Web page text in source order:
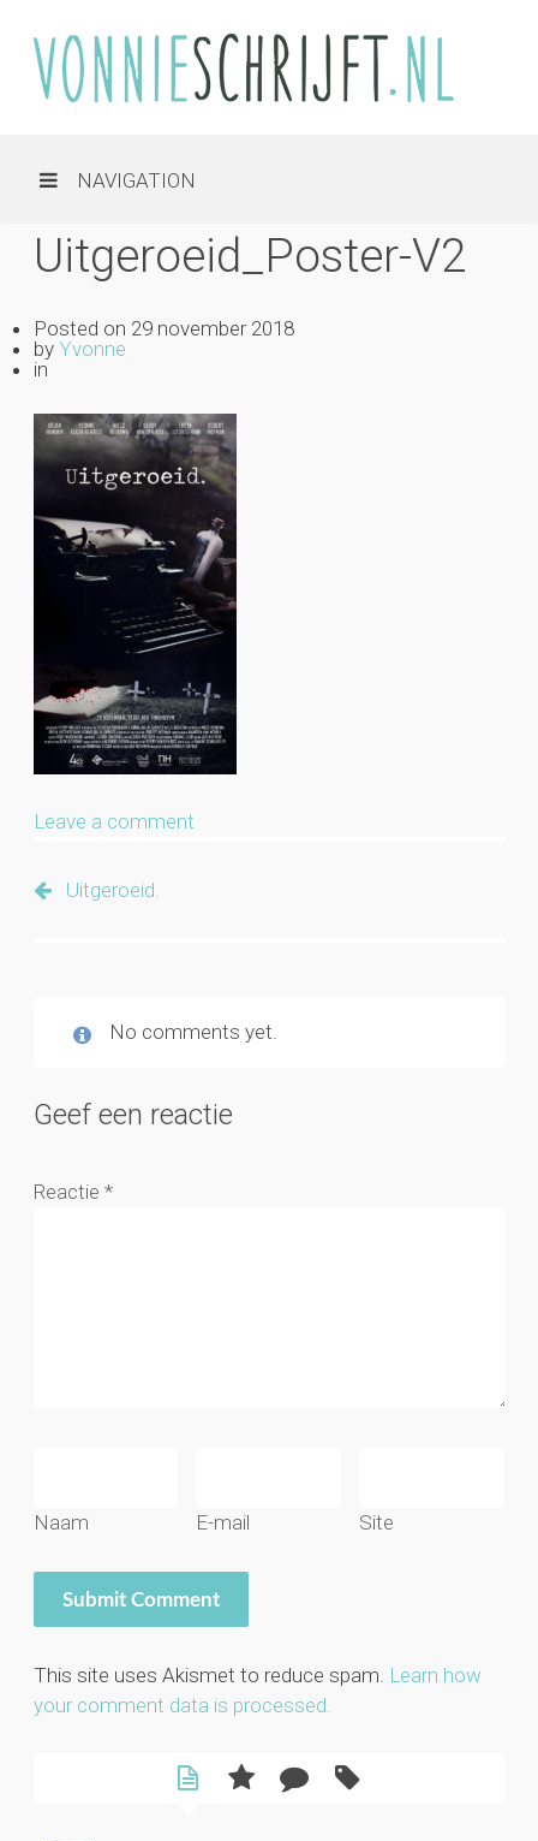
NAVIGATION
Uitgeroeid_Poster-V2
Posted on 29 november 2018
by Yvonne
in
Leave a comment
Uitgeroeid.
No comments yet.
Geef een reactie
Reactie *
Naam E-mail Site
This site uses Akismet to reduce spam. Learn how
your comment data is processed.